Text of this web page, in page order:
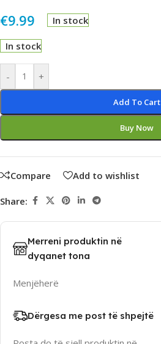
€9.99 In stock
In stock
- +
Add To Cart
Buy Now
Alternative:
Compare Add to wishlist
Share:
Merreni produktin në
dyqanet tona
Menjëherë
Dërgesa me post të shpejtë